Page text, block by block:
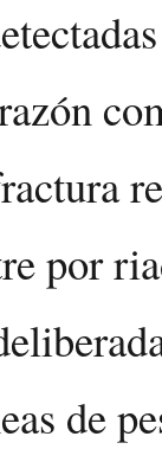
por
de